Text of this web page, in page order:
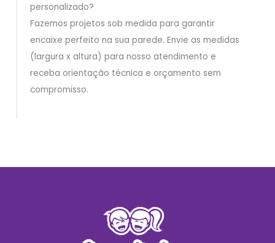
personalizado?
Fazemos projetos sob medida para garantir
encaixe perfeito na sua parede. Envie as medidas
(largura x altura) para nosso atendimento e
receba orientação técnica e orçamento sem
compromisso.